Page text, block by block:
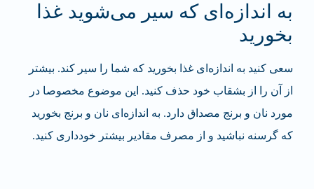
به اندازه‌ای که سیر می‌شوید غذا
بخورید
سعی کنید به اندازه‌ای غذا بخورید که شما را سیر کند. بیشتر
از آن را از بشقاب خود حذف کنید. این موضوع مخصوصا در
مورد نان و برنج مصداق دارد. به اندازه‌ای نان و برنج بخورید
که گرسنه نباشید و از مصرف مقادیر بیشتر خودداری کنید.